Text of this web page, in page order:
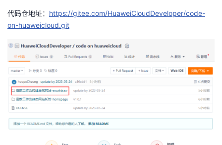
代码仓地址： https://gitee.com/HuaweiCloudDeveloper/code-
on-huaweicloud.git